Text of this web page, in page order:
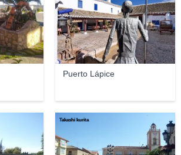
Puerto Lápice
Takashi kurita